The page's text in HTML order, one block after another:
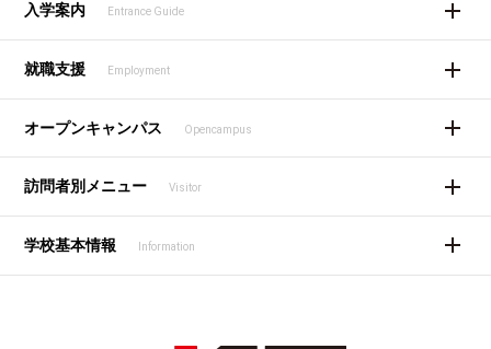
入学案内 Entrance Guide
就職支援 Employment
オープンキャンパス Opencampus
訪問者別メニュー Visitor
学校基本情報 Information